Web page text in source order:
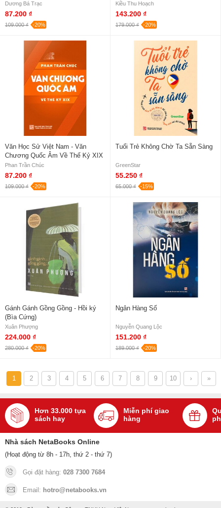
Dương Bá Trạc
87.200 ₫
109.000 ₫ -20%
Kiều Thu Hoạch
143.200 ₫
179.000 ₫ -20%
Văn Học Sử Việt Nam - Văn
Chương Quốc Âm Về Thế Kỷ XIX
Phan Trần Chúc
87.200 ₫
109.000 ₫ -20%
Tuổi Trẻ Không Chờ Ta Sẵn Sàng
GreenStar
55.250 ₫
65.000 ₫ -15%
Gánh Gánh Gồng Gồng - Hồi ký
(Bìa Cứng)
Xuân Phượng
224.000 ₫
280.000 ₫ -20%
Ngân Hàng Số
Nguyễn Quang Lộc
151.200 ₫
189.000 ₫ -20%
1 2 3 4 5 6 7 8 9 10 › »
Hơn 33.000 tựa
sách hay
Miễn phí giao
hàng
Nhà sách NetaBooks Online
(Hoạt động từ 8h - 17h, thứ 2 - thứ 7)
Gọi đặt hàng: 028 7300 7684
Email: hotro@netabooks.vn